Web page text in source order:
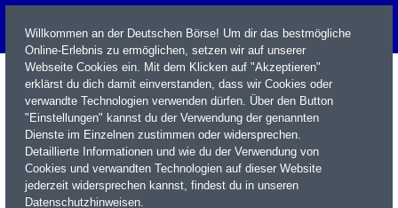
Name / WKN / ISIN / Kürzel
Willkommen an der Deutschen Börse! Um dir das bestmögliche
Online-Erlebnis zu ermöglichen, setzen wir auf unserer
Webseite Cookies ein. Mit dem Klicken auf "Akzeptieren"
erklärst du dich damit einverstanden, dass wir Cookies oder
verwandte Technologien verwenden dürfen. Über den Button
"Einstellungen" kannst du der Verwendung der genannten
Dienste im Einzelnen zustimmen oder widersprechen.
Detaillierte Informationen und wie du der Verwendung von
Cookies und verwandten Technologien auf dieser Website
jederzeit widersprechen kannst, findest du in unseren
Datenschutzhinweisen.